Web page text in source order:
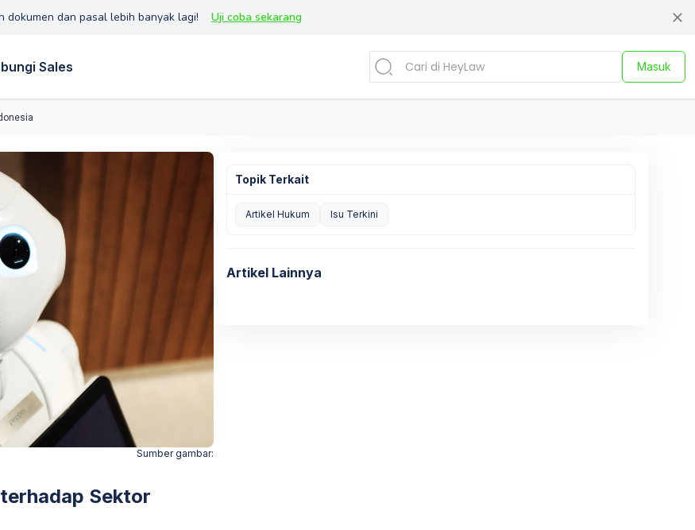
dokumen dan pasal lebih banyak lagi! Uji coba sekarang
Sales Masuk
Sumber gambar:
Sektor
Topik Terkait
Artikel Hukum Isu Terkini
Artikel Lainnya